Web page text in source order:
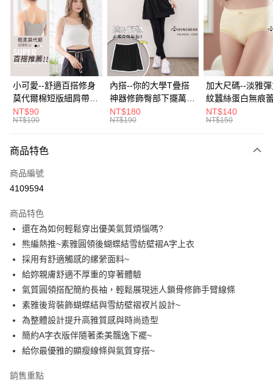
LINE Pay
Apple Pay
街口支付
悠遊付
Google Pay
全盈+PAY
大哥付你分期
【大哥付你分期使用說明】
1.本服務由台灣大哥大提供，台灣大哥大用戶可立即使用無須另外申請。
流程，驗證手機門號後，選擇欲分期的期數、繳款截止日，確認付款後即完
成交易。
3.實際核准額度、可分期數及費用金額請依後續交易確認頁面所載為準。
4.訂單成立30分鐘內，如未前往確認交易或遇審核未通過，訂單將自動取
法說明評估內容。
【繳款方式說明】
1.分期款項不併入電信帳單，「大哥付你分期」於每月結算日後寄送繳費提
醒簡訊。
2.透過簡訊連結打開帳單後，可選擇「超商條碼／台灣大直營門市／銀行轉
帳／街口支付／iPASS MONEY」等通路繳費。
【注意事項】
1.本服務係由「台灣大哥大股份有限公司」（以下簡稱本公司）所提供，讓
買賣價金債權讓與本公司後，依約使用本公司帳單繳交帳款。
AFTEE先享後付
【關於「AFTEE先享後付」】
AFTEE先享後付是「在收到商品之後才付款」的支付方式。 讓您購物簡單
便利好安心！
１．簡單：不需註冊會員、不需綁卡、不需儲值。
２．便利：只要手機號碼，簡訊認證，即可結帳。
３．安心：先確認商品／服務後，再付款。
【「AFTEE先享後付」結帳流程】
１．於結帳方式選擇「AFTEE先享後付」後，將跳轉至「AFTEE先享後付」
２．訂單成立數日內，您將收到繳費通知簡訊。
３．收到繳費通知簡訊後14天內，點擊此簡訊中的連結，可透過四大超商／
ATM／網路銀行／等多元方式進行付款，方視為交易完成。
※ 請注意：結帳手續完成當下不需立刻繳費，但若您需要取消訂單，請聯絡
後付繳納相關費用。
ATM付款
全家取貨付款
每筆NT$70，滿NT$699(含以上)免運費
付款後全家取貨
7-11取貨付款
小可愛--舒適百搭修身
莫代爾棉短版細肩帶素
色背心(白.黑.灰L-2L)-
U582眼圈熊中大尺碼
NT$90
NT$100
內搭--你的大學T疊搭
神器修飾臀部下擺萬用
內搭裙/遮臀裙(黑2L-
6L)-Q155眼圈熊中大
NT$180
NT$190
加大尺碼--淡雅
紋蠶絲蛋白無痕
角內褲(白.粉.藍.
3L)-L28眼圈熊中
NT$140
NT$150
商品特色
商品編號
4109594
商品特色
還在為如何輕鬆穿出優美氣質煩惱嗎?
熊編熱推~素雅圓領後蝴蝶結雪紡壁褶A字上衣
採用有舒適觸感的縲縈面料~
給妳親膚舒適不厚重的穿著體驗
氣質圓領搭配簡約長袖，輕鬆展現迷人鎖骨修飾手臂線條
素雅後背裝飾蝴蝶結與雪紡壁褶衩片設計~
為整體設計提升高雅質感與時尚造型
簡約A字衣版伴隨著柔美飄逸下襬~
給你最優雅的顯瘦線條與氣質穿搭~
銷售重點